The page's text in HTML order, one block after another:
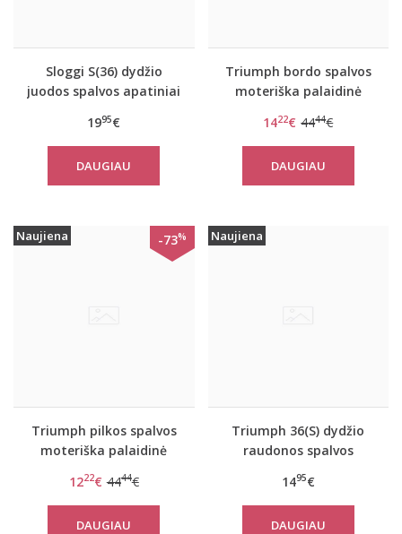
Sloggi S(36) dydžio
juodos spalvos apatiniai
Shirt 01
1995€
DAUGIAU
Triumph bordo spalvos
moteriška palaidinė
1422€ 4444€
DAUGIAU
Naujiena -73%
Triumph pilkos spalvos
moteriška palaidinė
1222€ 4444€
DAUGIAU
Naujiena
Triumph 36(S) dydžio
raudonos spalvos
miego palaidinė Mix
Match LSL TOP 02
1495€
DAUGIAU